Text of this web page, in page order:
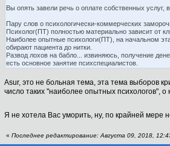
Вы опять завели речь о оплате собственных услуг,
Пару слов о психологически-коммерческих
Психолог(ПТ) полностью материально зависит от
Наиболее опытные психологи(ПТ), на начальном
обирают пациента до нитки.
Развод лохов на бабло... извиняюсь, получение
есть основное занятие психспециалистов.
Asur, это не больная тема, эта тема выборов
число таких "наиболее опытных психологов",
Я не хотела Вас уморить, ну, по крайней мере
« Последнее редактирование: Августа 09, 2018,